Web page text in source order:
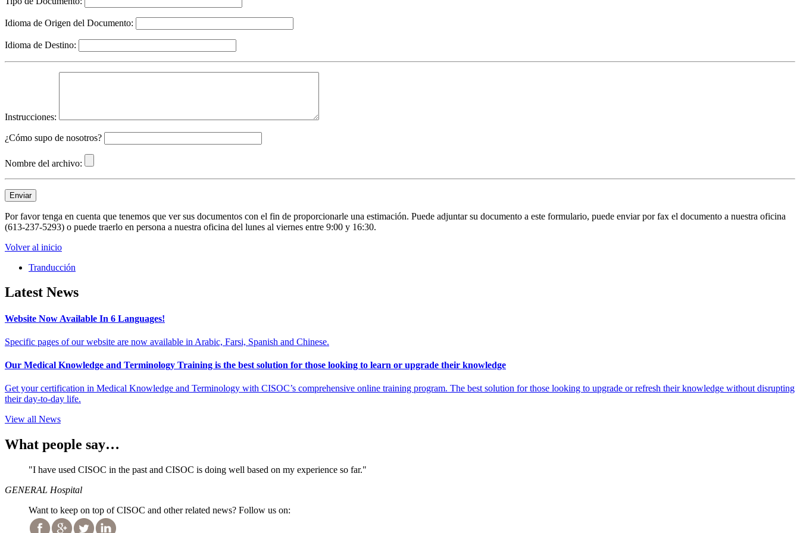
Idioma de Origen del Documento:
Idioma de Destino:
Instrucciones:
¿Cómo supo de nosotros?
Nombre del archivo:
Enviar
Por favor tenga en cuenta que tenemos que ver sus documentos con el fin de proporcionarle una estimación. Puede adjuntar su documento a este formulario, puede enviar por fax el documento a nuestra oficina
(613-237-5293) o puede traerlo en persona a nuestra oficina del lunes al viernes entre 9:00 y 16:30.
Volver al inicio
Tranducción
Latest News
Website Now Available In 6 Languages!
Specific pages of our website are now available in Arabic, Farsi, Spanish and Chinese.
Our Medical Knowledge and Terminology Training is the best solution for those looking to learn or upgrade their knowledge
Get your certification in Medical Knowledge and Terminology with CISOC’s comprehensive online training program. The best solution for those looking to upgrade or refresh their knowledge without disrupting
their day-to-day life.
View all News
What people say…
"I have used CISOC in the past and CISOC is doing well based on my experience so far."
GENERAL Hospital
Want to keep on top of CISOC and other related news? Follow us on: